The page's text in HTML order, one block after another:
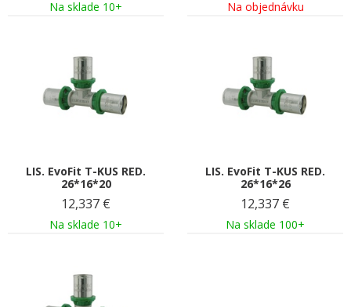
Na sklade 10+ Na objednávku
LIS. EvoFit T-KUS RED.
26*16*20
12,337 €
Na sklade 10+
LIS. EvoFit T-KUS RED.
26*16*26
12,337 €
Na sklade 100+